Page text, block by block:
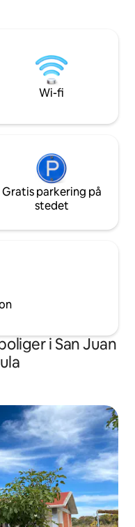
Wi-fi
Gratis parkering på
stedet
i San Juan